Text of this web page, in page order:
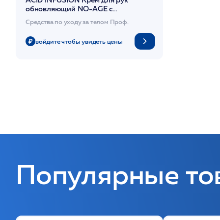
обновляющий NO-AGE с
миндальной кислотой, витамином С
50 мл /DIBI
Средства по уходу за телом Проф.
войдите чтобы увидеть цены
Популярные